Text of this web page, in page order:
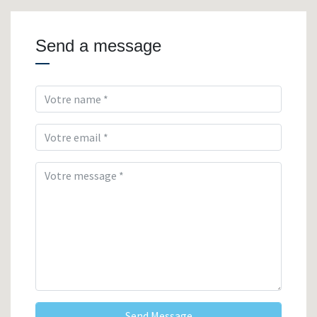
Send a message